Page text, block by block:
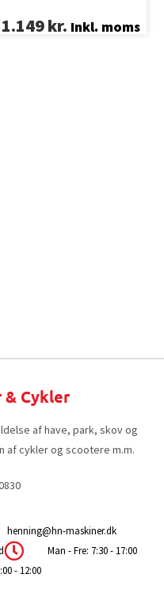
1.149kr. Inkl. moms
& Cykler
af have, park, skov og
af cykler og scootere m.m.
henning@hn-maskiner.dk
Man - Fre: 7:30 - 17:00
- 12:00